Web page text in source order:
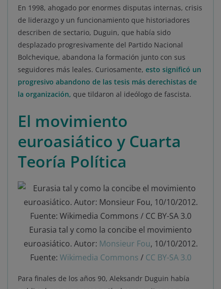
En 1998, ahogado por enormes disputas internas, crisis
de liderazgo y un funcionamiento que historiadores
describen de sectario, Duguin, que había sido
desplazado progresivamente del Partido Nacional
Bolchevique, abandona la formación junto con sus
seguidores más leales. Curiosamente, esto significó un
progresivo abandono de las tesis más derechistas de
la organización, que tildaron al ideólogo de fascista.
El movimiento
euroasiático y Cuarta
Teoría Política
Eurasia tal y como la concibe el movimiento
euroasiático. Autor: Monsieur Fou, 10/10/2012.
Fuente: Wikimedia Commons / CC BY-SA 3.0
Para finales de los años 90, Aleksandr Duguin había
Opciones de cookies Aceptar cookies
Rechazar cookies Política de cookies